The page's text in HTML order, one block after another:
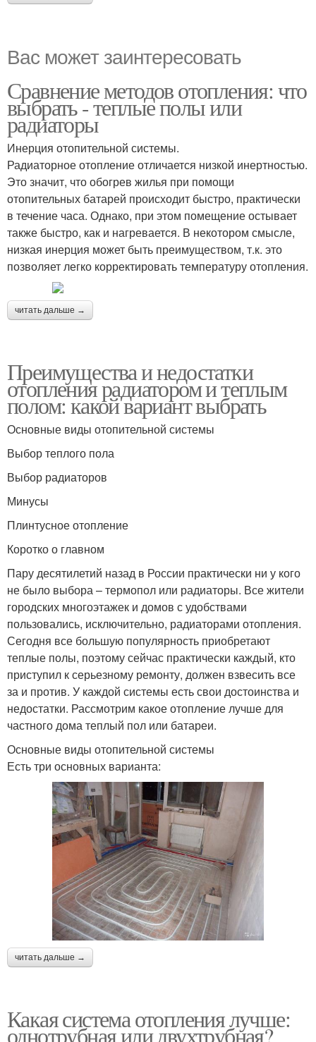
Вас может заинтересовать
Сравнение методов отопления: что
выбрать - теплые полы или
радиаторы
Инерция отопительной системы.
Радиаторное отопление отличается низкой инертностью.
Это значит, что обогрев жилья при помощи
отопительных батарей происходит быстро, практически
в течение часа. Однако, при этом помещение остывает
также быстро, как и нагревается. В некотором смысле,
низкая инерция может быть преимуществом, т.к. это
позволяет легко корректировать температуру отопления.
читать дальше →
Преимущества и недостатки
отопления радиатором и теплым
полом: какой вариант выбрать
Основные виды отопительной системы
Выбор теплого пола
Выбор радиаторов
Минусы
Плинтусное отопление
Коротко о главном
Пару десятилетий назад в России практически ни у кого
не было выбора – термопол или радиаторы. Все жители
городских многоэтажек и домов с удобствами
пользовались, исключительно, радиаторами отопления.
Сегодня все большую популярность приобретают
теплые полы, поэтому сейчас практически каждый, кто
приступил к серьезному ремонту, должен взвесить все
за и против. У каждой системы есть свои достоинства и
недостатки. Рассмотрим какое отопление лучше для
частного дома теплый пол или батареи.
Основные виды отопительной системы
Есть три основных варианта:
читать дальше →
Какая система отопления лучше:
однотрубная или двухтрубная?